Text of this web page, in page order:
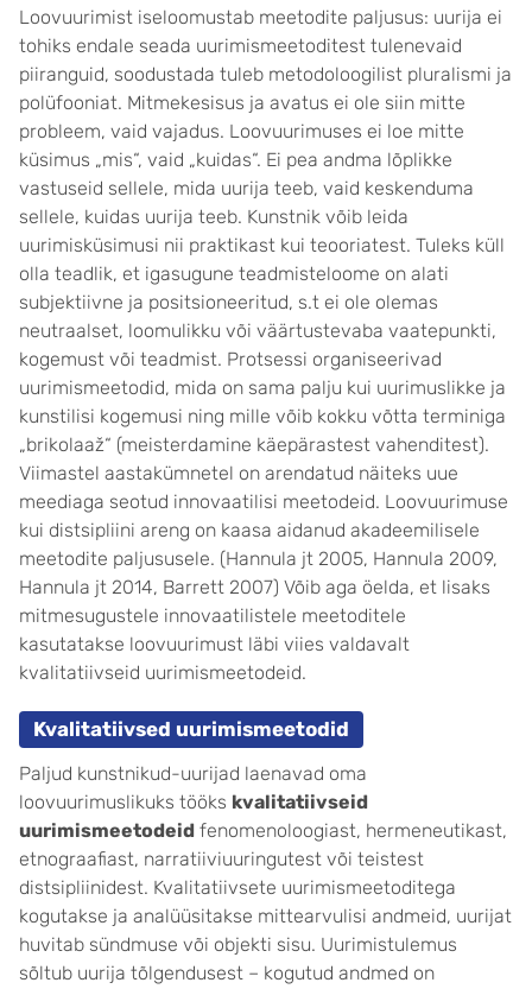
Loovuurimist iseloomustab meetodite paljusus: uurija ei
tohiks endale seada uurimismeetoditest tulenevaid
piiranguid, soodustada tuleb metodoloogilist pluralismi ja
polüfooniat. Mitmekesisus ja avatus ei ole siin mitte
probleem, vaid vajadus. Loovuurimuses ei loe mitte
küsimus „mis“, vaid „kuidas“. Ei pea andma lõplikke
vastuseid sellele, mida uurija teeb, vaid keskenduma
sellele, kuidas uurija teeb. Kunstnik võib leida
uurimisküsimusi nii praktikast kui teooriatest. Tuleks küll
olla teadlik, et igasugune teadmisteloome on alati
subjektiivne ja positsioneeritud, s.t ei ole olemas
neutraalset, loomulikku või väärtustevaba vaatepunkti,
kogemust või teadmist. Protsessi organiseerivad
uurimismeetodid, mida on sama palju kui uurimuslikke ja
kunstilisi kogemusi ning mille võib kokku võtta terminiga
„brikolaaž“ (meisterdamine käepärastest vahenditest).
Viimastel aastakümnetel on arendatud näiteks uue
meediaga seotud innovaatilisi meetodeid. Loovuurimuse
kui distsipliini areng on kaasa aidanud akadeemilisele
meetodite paljususele. (Hannula jt 2005, Hannula 2009,
Hannula jt 2014, Barrett 2007) Võib aga öelda, et lisaks
mitmesugustele innovaatilistele meetoditele
kasutatakse loovuurimust läbi viies valdavalt
kvalitatiivseid uurimismeetodeid.
Kvalitatiivsed uurimismeetodid
Paljud kunstnikud-uurijad laenavad oma
loovuurimuslikuks tööks kvalitatiivseid
uurimismeetodeid fenomenoloogiast, hermeneutikast,
etnograafiast, narratiiviuuringutest või teistest
distsipliinidest. Kvalitatiivsete uurimismeetoditega
kogutakse ja analüüsitakse mittearvulisi andmeid, uurijat
huvitab sündmuse või objekti sisu. Uurimistulemus
sõltub uurija tõlgendusest – kogutud andmed on